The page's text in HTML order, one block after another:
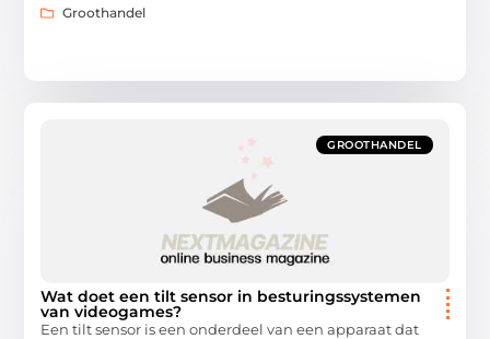
Groothandel
GROOTHANDEL
Wat doet een tilt sensor in besturingssystemen
van videogames?
Een tilt sensor is een onderdeel van een apparaat dat